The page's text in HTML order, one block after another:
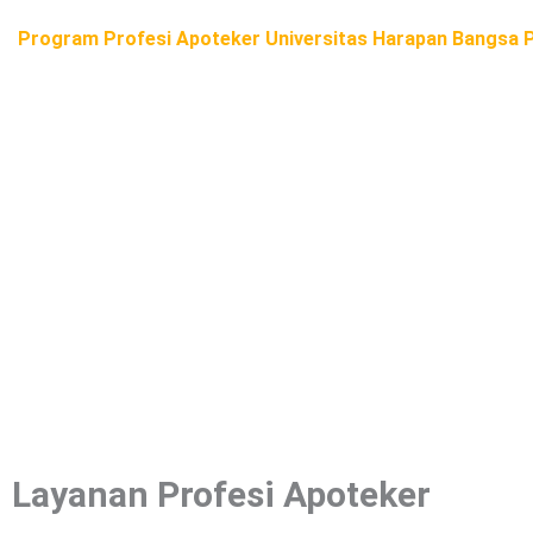
Program Profesi Apoteker Universitas Harapan Bangsa
Layanan Profesi Apoteker